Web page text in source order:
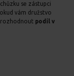
se zástupci
vám družstvo
rozhodnout podíl v